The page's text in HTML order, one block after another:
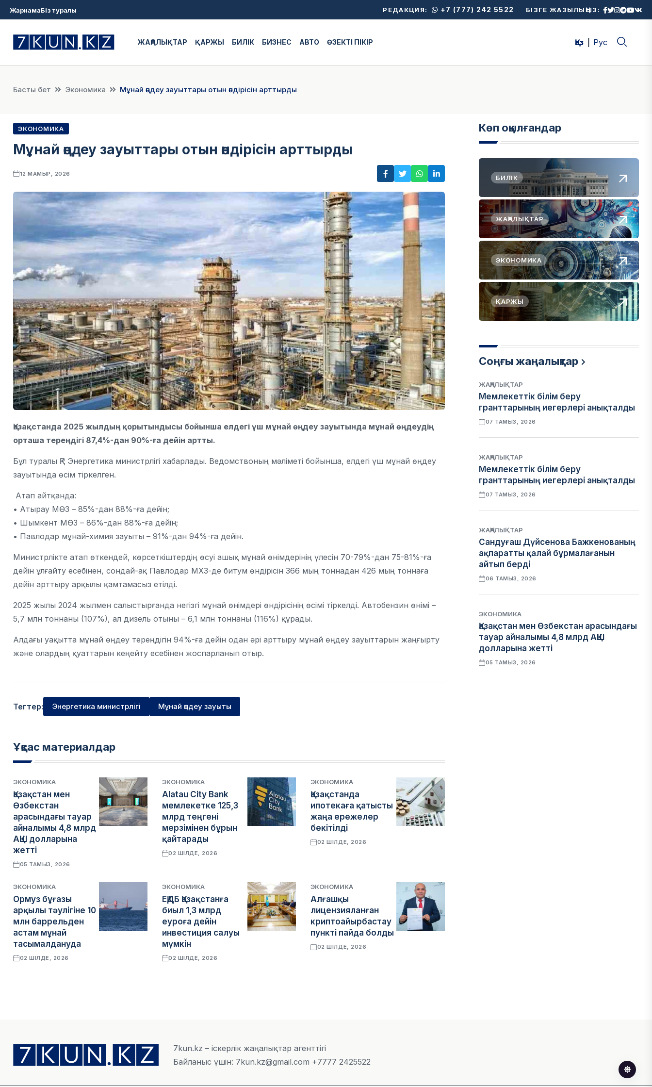
ЖарнамаБіз туралы РЕДАКЦИЯ: +7 (777) 242 5522 БІЗГЕ ЖАЗЫЛЫҢЫЗ:
ЖАҢАЛЫҚТАР ҚАРЖЫ БИЛІК БИЗНЕС АВТО ӨЗЕКТІ ПІКІР Қаз Рус
Басты бет Экономика Мұнай өңдеу зауыттары отын өндірісін арттырды
ЭКОНОМИКА
Мұнай өңдеу зауыттары отын өндірісін арттырды
12 МАМЫР, 2026
Қазақстанда 2025 жылдың қорытындысы бойынша елдегі үш мұнай өңдеу зауытында мұнай өңдеудің
орташа тереңдігі 87,4%-дан 90%-ға дейін артты.
Бұл туралы ҚР Энергетика министрлігі хабарлады. Ведомствоның мәліметі бойынша, елдегі үш мұнай өңдеу
зауытында өсім тіркелген.
Атап айтқанда:
• Атырау МӨЗ – 85%-дан 88%-ға дейін;
• Шымкент МӨЗ – 86%-дан 88%-ға дейін;
• Павлодар мұнай-химия зауыты – 91%-дан 94%-ға дейін.
Министрлікте атап өткендей, көрсеткіштердің өсуі ашық мұнай өнімдерінің үлесін 70-79%-дан 75-81%-ға
дейін ұлғайту есебінен, сондай-ақ Павлодар МХЗ-де битум өндірісін 366 мың тоннадан 426 мың тоннаға
дейін арттыру арқылы қамтамасыз етілді.
2025 жылы 2024 жылмен салыстырғанда негізгі мұнай өнімдері өндірісінің өсімі тіркелді. Автобензин өнімі –
5,7 млн тоннаны (107%), ал дизель отыны – 6,1 млн тоннаны (116%) құрады.
Алдағы уақытта мұнай өңдеу тереңдігін 94%-ға дейін одан әрі арттыру мұнай өңдеу зауыттарын жаңғырту
және олардың қуаттарын кеңейту есебінен жоспарланып отыр.
Тегтер: Энергетика министрлігі Мұнай өңдеу зауыты
Ұқсас материалдар
ЭКОНОМИКА
Қазақстан мен
Өзбекстан
арасындағы тауар
айналымы 4,8 млрд
АҚШ долларына
жетті
05 ТАМЫЗ, 2026
ЭКОНОМИКА
Alatau City Bank
мемлекетке 125,3
млрд теңгені
мерзімінен бұрын
қайтарады
02 ШІЛДЕ, 2026
ЭКОНОМИКА
Қазақстанда
ипотекаға қатысты
жаңа ережелер
бекітілді
02 ШІЛДЕ, 2026
ЭКОНОМИКА
Ормуз бұғазы
арқылы тәулігіне 10
млн баррельден
астам мұнай
тасымалдануда
02 ШІЛДЕ, 2026
ЭКОНОМИКА
ЕҚДБ Қазақстанға
биыл 1,3 млрд
еуроға дейін
инвестиция салуы
мүмкін
02 ШІЛДЕ, 2026
ЭКОНОМИКА
Алғашқы
лицензияланған
криптоайырбастау
пункті пайда болды
02 ШІЛДЕ, 2026
Көп оқылғандар
БИЛІК
ЖАҢАЛЫҚТАР
ЭКОНОМИКА
ҚАРЖЫ
Соңғы жаңалықтар
ЖАҢАЛЫҚТАР
Мемлекеттік білім беру
гранттарының иегерлері анықталды
07 ТАМЫЗ, 2026
ЖАҢАЛЫҚТАР
Мемлекеттік білім беру
гранттарының иегерлері анықталды
07 ТАМЫЗ, 2026
ЖАҢАЛЫҚТАР
Сандуғаш Дүйсенова Бажкенованың
ақпаратты қалай бұрмалағанын
айтып берді
06 ТАМЫЗ, 2026
ЭКОНОМИКА
Қазақстан мен Өзбекстан арасындағы
тауар айналымы 4,8 млрд АҚШ
долларына жетті
05 ТАМЫЗ, 2026
7kun.kz – іскерлік жаңалықтар агенттігі
Байланыс үшін: 7kun.kz@gmail.com +7777 2425522